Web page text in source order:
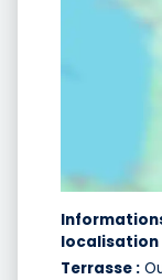
localisation
Terrasse :